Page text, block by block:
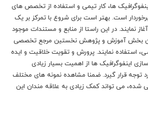
ها، کار تیمی و استفاده از تخصص های
است. بهتر است برای شروع با تمرکز بر یک
نمایند. در این راستا از منابع و مستندات موجود
بخش آموزش و پژوهش نخستین مرجع تخصصی
استفاده نمایند. پرورش و تقویت خلاقیت و ایده
اینفوگرافیک ها از اهمیت بسیار زیادی
توجه قرار گیرد. ضمنا مشاهده نمونه های مختلف
شده، می تواند کمک زیادی به علاقه مندان این